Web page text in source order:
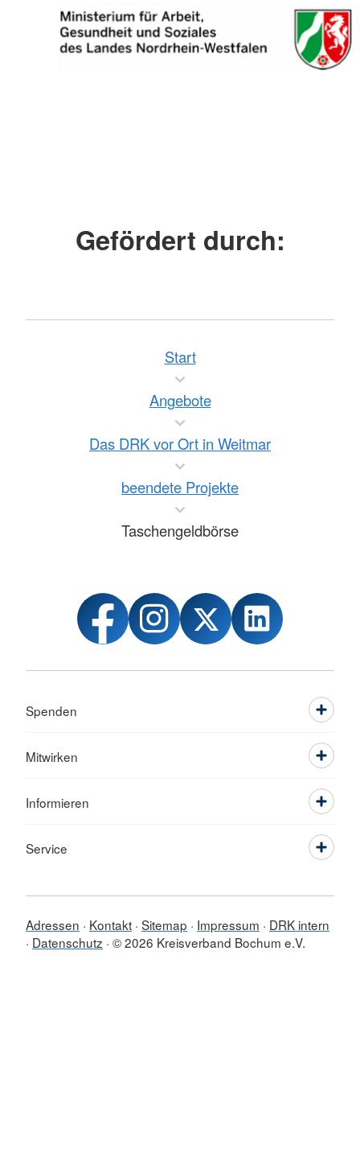
Gefördert durch:
Start
Angebote
Das DRK vor Ort in Weitmar
beendete Projekte
Taschengeldbörse
Spenden
Mitwirken
Informieren
Service
Adressen Kontakt Sitemap Impressum
DRK intern
Datenschutz © 2026 Kreisverband Bochum e.V.